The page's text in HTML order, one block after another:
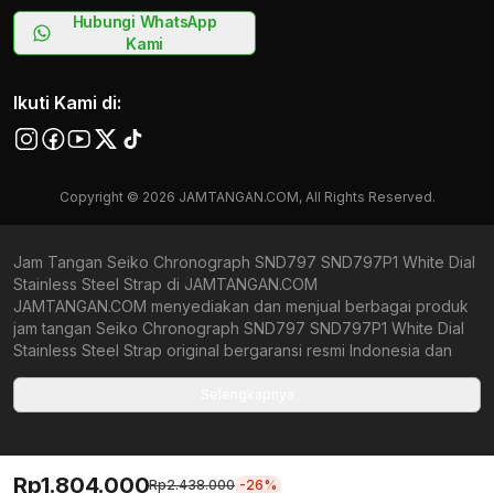
Hubungi WhatsApp
Kami
Ikuti Kami di:
Copyright © 2026 JAMTANGAN.COM, All Rights Reserved.
Jam Tangan Seiko Chronograph SND797 SND797P1 White Dial
Stainless Steel Strap di JAMTANGAN.COM
JAMTANGAN.COM menyediakan dan menjual berbagai produk
jam tangan Seiko Chronograph SND797 SND797P1 White Dial
Stainless Steel Strap original bergaransi resmi Indonesia dan
JAMTANGAN.COM menjamin produk-produk yang tersedia
memiliki harga yang lebih terjangkau dari toko online Indonesia
lainnya. Anda, watchlovers, merupakan prioritas utama kami.
Rp1.804.000Rp2.438.000 -26%